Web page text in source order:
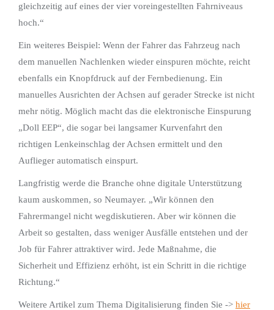
gleichzeitig auf eines der vier voreingestellten Fahrniveaus
hoch.“
Ein weiteres Beispiel: Wenn der Fahrer das Fahrzeug nach
dem manuellen Nachlenken wieder einspuren möchte, reicht
ebenfalls ein Knopfdruck auf der Fernbedienung. Ein
manuelles Ausrichten der Achsen auf gerader Strecke ist nicht
mehr nötig. Möglich macht das die elektronische Einspurung
„Doll EEP“, die sogar bei langsamer Kurvenfahrt den
richtigen Lenkeinschlag der Achsen ermittelt und den
Auflieger automatisch einspurt.
Langfristig werde die Branche ohne digitale Unterstützung
kaum auskommen, so Neumayer. „Wir können den
Fahrermangel nicht wegdiskutieren. Aber wir können die
Arbeit so gestalten, dass weniger Ausfälle entstehen und der
Job für Fahrer attraktiver wird. Jede Maßnahme, die
Sicherheit und Effizienz erhöht, ist ein Schritt in die richtige
Richtung.“
Weitere Artikel zum Thema Digitalisierung finden Sie -> hier